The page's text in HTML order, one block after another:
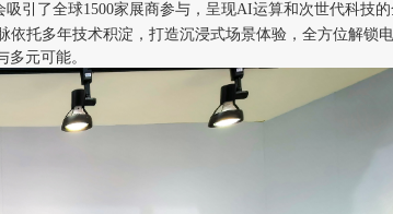
引了全球1500家展商参与，呈现AI运算和次世代科技
托多年技术积淀，打造沉浸式场景体验，全方位解锁
元可能。